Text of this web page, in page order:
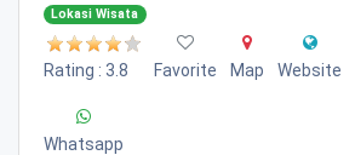
Lokasi Wisata
Rating : 3.8 Favorite Map Website
Whatsapp